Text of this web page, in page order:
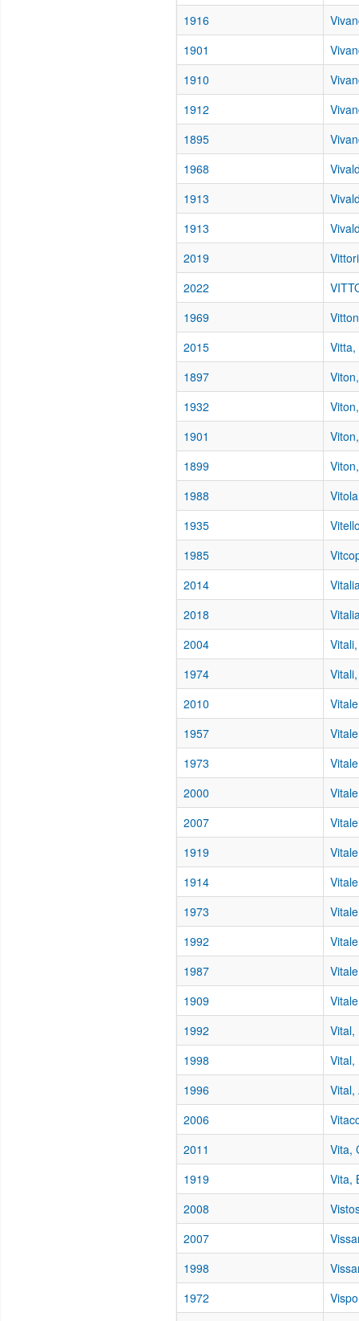
1916
1901
1910
1912
1895
1968
1913
1913
2019
2022
1969
2015
1897
1932
1901
1899
1988
1935
1985
2014
2018
2004
1974
2010
1957
1973
2000
2007
1919
1914
1973
1992
1987
1909
1992
Vital,
1998
Vital,
1996
Vital,
2006
2011
Vita,
1919
Vita,
2008
2007
1998
1972